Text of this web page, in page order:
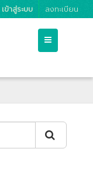
เข้าสู่ระบบ ลงทะเบียน